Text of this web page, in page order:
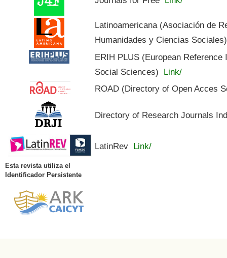
Latinoamericana (Asociación de
Humanidades y Ciencias Sociales)
ERIH PLUS (European
Social Sciences) Link/
ROAD (Directory of Open Acces
Directory of Research Journals
LatinRev Link/
Esta revista utiliza el
Identificador Persistente